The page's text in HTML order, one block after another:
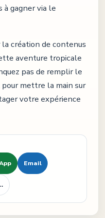
gagner via le
création de contenus
aventure tropicale
pas de remplir le
mettre la main sur
votre expérience
Email